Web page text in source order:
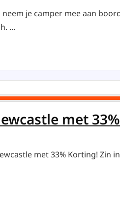
je camper mee aan
...
met
met 33% Korting! Zin